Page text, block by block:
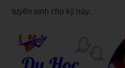
tuyển sinh cho kỳ này.